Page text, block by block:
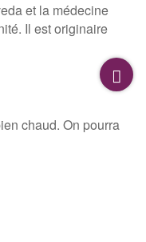
et la médecine
Il est originaire
chaud. On pourra